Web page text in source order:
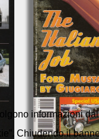
informazioni
Chiudendo il